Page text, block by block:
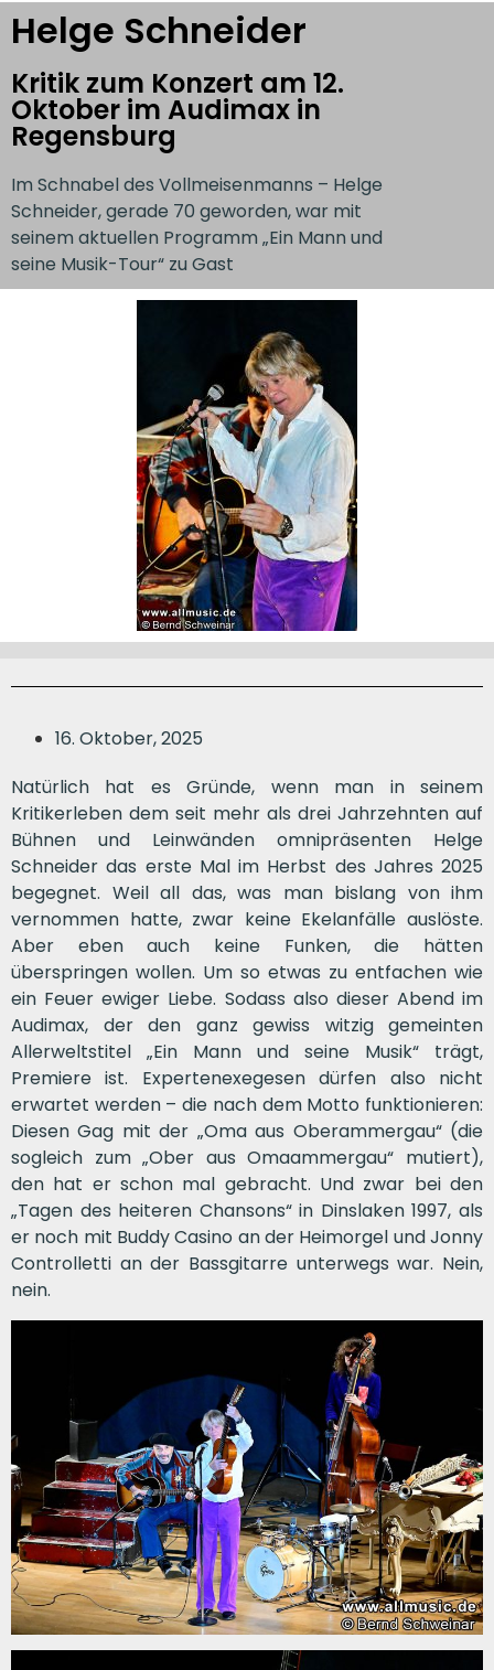
Helge Schneider
Kritik zum Konzert am 12.
Oktober im Audimax in
Regensburg
Im Schnabel des Vollmeisenmanns – Helge
Schneider, gerade 70 geworden, war mit
seinem aktuellen Programm „Ein Mann und
seine Musik-Tour“ zu Gast
16. Oktober, 2025
Natürlich hat es Gründe, wenn man in seinem
Kritikerleben dem seit mehr als drei Jahrzehnten auf
Bühnen und Leinwänden omnipräsenten Helge
Schneider das erste Mal im Herbst des Jahres 2025
begegnet. Weil all das, was man bislang von ihm
vernommen hatte, zwar keine Ekelanfälle auslöste.
Aber eben auch keine Funken, die hätten
überspringen wollen. Um so etwas zu entfachen wie
ein Feuer ewiger Liebe. Sodass also dieser Abend im
Audimax, der den ganz gewiss witzig gemeinten
Allerweltstitel „Ein Mann und seine Musik“ trägt,
Premiere ist. Expertenexegesen dürfen also nicht
erwartet werden – die nach dem Motto funktionieren:
Diesen Gag mit der „Oma aus Oberammergau“ (die
sogleich zum „Ober aus Omaammergau“ mutiert),
den hat er schon mal gebracht. Und zwar bei den
„Tagen des heiteren Chansons“ in Dinslaken 1997, als
er noch mit Buddy Casino an der Heimorgel und Jonny
Controlletti an der Bassgitarre unterwegs war. Nein,
nein.